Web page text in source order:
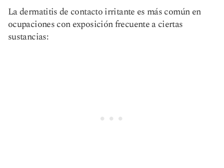
La dermatitis de contacto irritante es más común en
ocupaciones con exposición frecuente a ciertas
sustancias: